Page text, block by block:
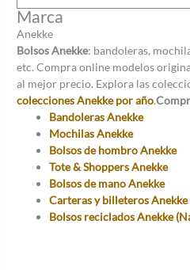
Marca
Anekke
Bolsos Anekke: bandoleras,
etc. Compra online modelos
al mejor precio. Explora las
colecciones Anekke por año.
Bandoleras Anekke
Mochilas Anekke
Bolsos de hombro Anekke
Tote & Shoppers Anekke
Bolsos de mano Anekke
Carteras y billeteros Anekke
Bolsos reciclados Anekke